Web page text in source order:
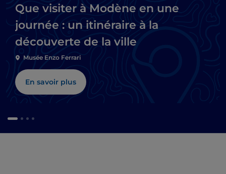
Que visiter à Modène en une
journée : un itinéraire à la
découverte de la ville
Musée Enzo Ferrari
En savoir plus